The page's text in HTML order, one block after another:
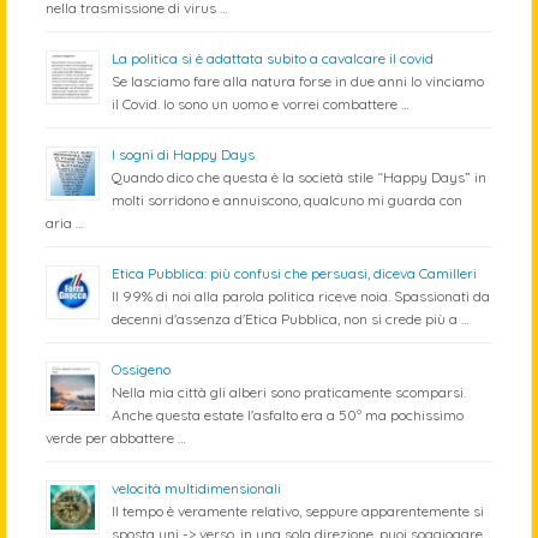
nella trasmissione di virus …
La politica si è adattata subito a cavalcare il covid
Se lasciamo fare alla natura forse in due anni lo vinciamo
il Covid. Io sono un uomo e vorrei combattere …
I sogni di Happy Days
Quando dico che questa è la società stile “Happy Days” in
molti sorridono e annuiscono, qualcuno mi guarda con
aria …
Etica Pubblica: più confusi che persuasi, diceva Camilleri
Il 99% di noi alla parola politica riceve noia. Spassionati da
decenni d'assenza d'Etica Pubblica, non si crede più a …
Ossigeno
Nella mia città gli alberi sono praticamente scomparsi.
Anche questa estate l'asfalto era a 50º ma pochissimo
verde per abbattere …
velocità multidimensionali
Il tempo è veramente relativo, seppure apparentemente si
sposta uni -> verso, in una sola direzione, puoi soggiogare